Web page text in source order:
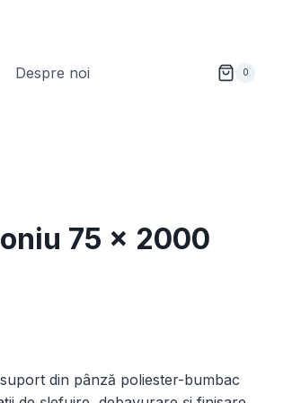
Despre noi 0
75 x 2000
din pânză poliester-bumbac